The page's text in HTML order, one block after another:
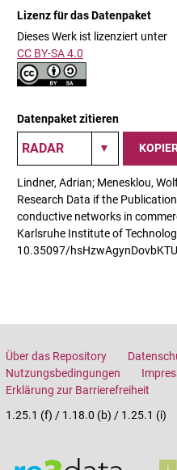
Lizenz für das Datenpaket
Dieses Werk ist lizenziert unter
CC BY-SA 4.0
Datenpaket zitieren
Lindner, Adrian; Menesklou,
Research Data if the
conductive networks in
Karlsruhe Institute of
10.35097/hsHzwAgynDovbKTU
Über das Repository
Nutzungsbedingungen
Erklärung zur Barrierefreiheit
1.25.1 (f) / 1.18.0 (b) / 1.25.1 (i)